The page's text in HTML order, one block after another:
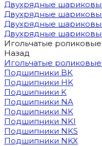
Двухрядные
Двухрядные
Двухрядные
Двухрядные
Игольчатые
Назад
Игольчатые
Подшипники BK
Подшипники HK
Подшипники K
Подшипники NA
Подшипники NK
Подшипники NKI
Подшипники NKS
Подшипники NKX